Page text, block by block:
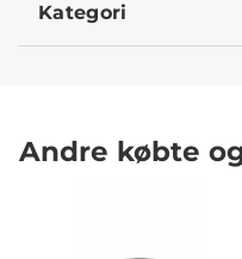
Kategori
Andre købte